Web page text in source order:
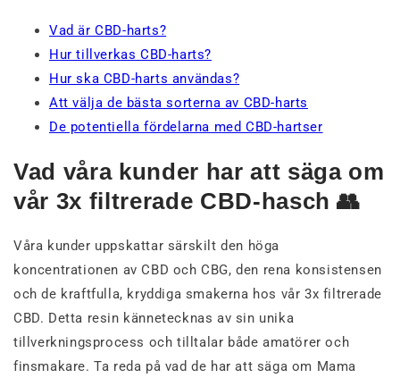
Vad är CBD-harts?
Hur tillverkas CBD-harts?
Hur ska CBD-harts användas?
Att välja de bästa sorterna av CBD-harts
De potentiella fördelarna med CBD-hartser
Vad våra kunder har att säga om
vår 3x filtrerade CBD-hasch 👥
Våra kunder uppskattar särskilt den höga
koncentrationen av CBD och CBG, den rena konsistensen
och de kraftfulla, kryddiga smakerna hos vår 3x filtrerade
CBD. Detta resin kännetecknas av sin unika
tillverkningsprocess och tilltalar både amatörer och
finsmakare. Ta reda på vad de har att säga om Mama